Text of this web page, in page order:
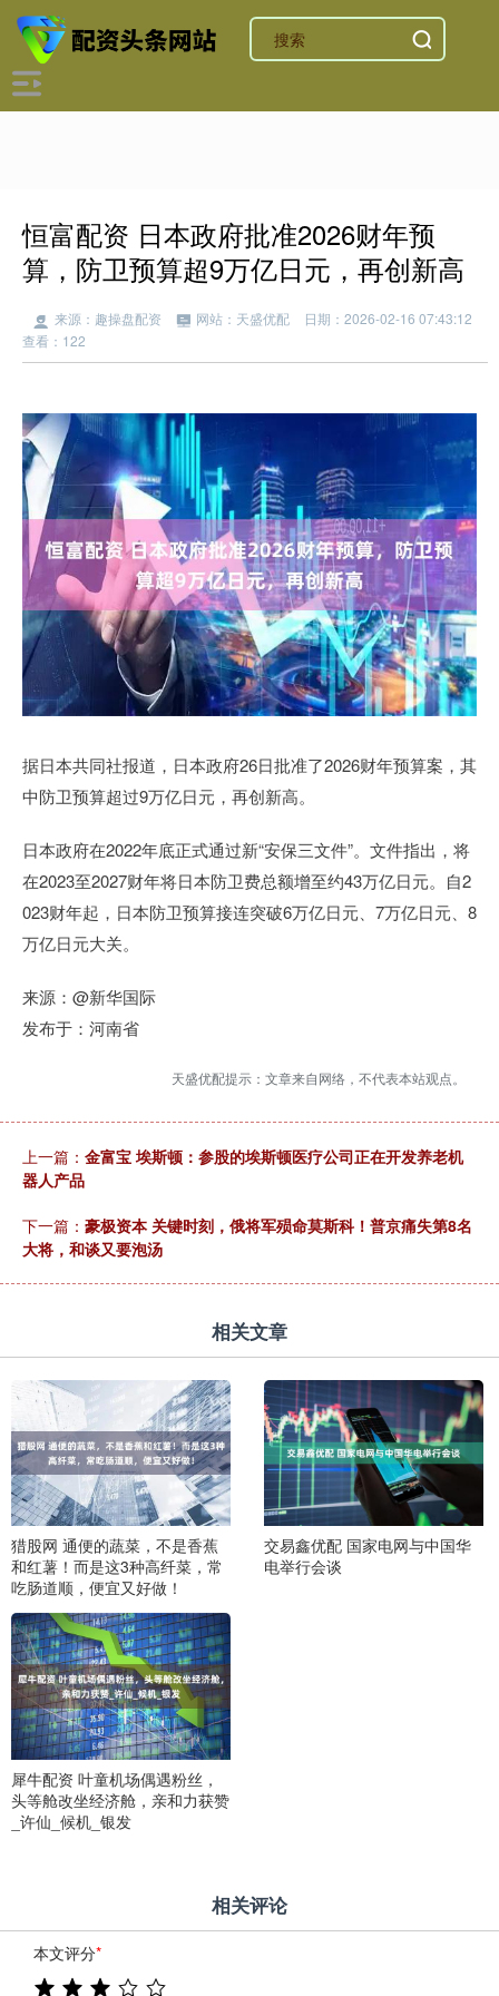
恒富配资 日本政府批准2026财年预
算，防卫预算超9万亿日元，再创新高
来源：趣操盘配资 网站：天盛优配
日期：2026-02-16 07:43:12
查看：122
据日本共同社报道，日本政府26日批准了2026财年预算案，其
中防卫预算超过9万亿日元，再创新高。
日本政府在2022年底正式通过新“安保三文件”。文件指出，将
在2023至2027财年将日本防卫费总额增至约43万亿日元。自2
023财年起，日本防卫预算接连突破6万亿日元、7万亿日元、8
万亿日元大关。
来源：@新华国际
发布于：河南省
天盛优配提示：文章来自网络，不代表本站观点。
上一篇： 金富宝 埃斯顿：参股的埃斯顿医疗公司正在开发养老机
器人产品
下一篇： 豪极资本 关键时刻，俄将军殒命莫斯科！普京痛失第8名
大将，和谈又要泡汤
相关文章
猎股网 通便的蔬菜，不是香蕉
和红薯！而是这3种高纤菜，常
吃肠道顺，便宜又好做！
交易鑫优配 国家电网与中国华
电举行会谈
犀牛配资 叶童机场偶遇粉丝，
头等舱改坐经济舱，亲和力获赞
_许仙_候机_银发
相关评论
本文评分*